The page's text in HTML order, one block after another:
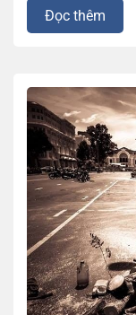
Đọc thêm